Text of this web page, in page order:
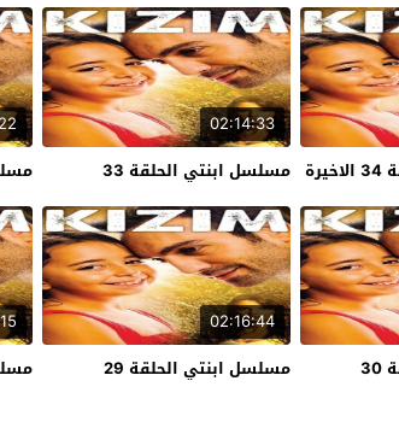
02:14:33
مسلسل ابنتي الحلقة 33
02:16:44
مسلسل ابنتي الحلقة 29